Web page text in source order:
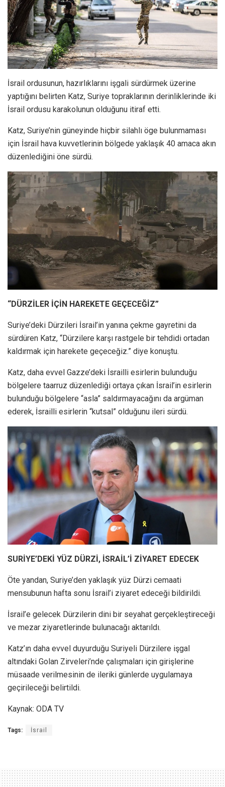
İsrail ordusunun, hazırlıklarını işgali sürdürmek üzerine
yaptığını belirten Katz, Suriye topraklarının derinliklerinde iki
İsrail ordusu karakolunun olduğunu itiraf etti.
Katz, Suriye’nin güneyinde hiçbir silahlı öge bulunmaması
için İsrail hava kuvvetlerinin bölgede yaklaşık 40 amaca akın
düzenlediğini öne sürdü.
“DÜRZİLER İÇİN HAREKETE GEÇECEĞİZ”
Suriye’deki Dürzileri İsrail’in yanına çekme gayretini da
sürdüren Katz, “Dürzilere karşı rastgele bir tehdidi ortadan
kaldırmak için harekete geçeceğiz.” diye konuştu.
Katz, daha evvel Gazze’deki İsrailli esirlerin bulunduğu
bölgelere taarruz düzenlediği ortaya çıkan İsrail’in esirlerin
bulunduğu bölgelere “asla” saldırmayacağını da argüman
ederek, İsrailli esirlerin “kutsal” olduğunu ileri sürdü.
SURİYE’DEKİ YÜZ DÜRZİ, İSRAİL’İ ZİYARET EDECEK
Öte yandan, Suriye’den yaklaşık yüz Dürzi cemaati
mensubunun hafta sonu İsrail’i ziyaret edeceği bildirildi.
İsrail’e gelecek Dürzilerin dini bir seyahat gerçekleştireceği
ve mezar ziyaretlerinde bulunacağı aktarıldı.
Katz’ın daha evvel duyurduğu Suriyeli Dürzilere işgal
altındaki Golan Zirveleri’nde çalışmaları için girişlerine
müsaade verilmesinin de ileriki günlerde uygulamaya
geçirileceği belirtildi.
Kaynak: ODA TV
Tags: İsrail